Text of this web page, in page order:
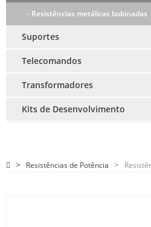
- Resistências metálicas bobinadas
Suportes
Telecomandos
Transformadores
Kits de Desenvolvimento
Resistências de Potência